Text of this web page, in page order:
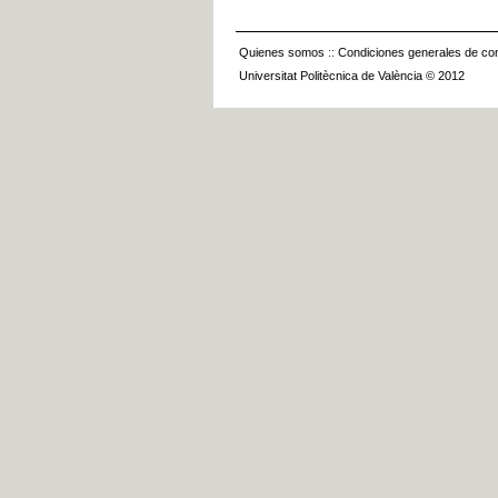
Quienes somos :: Condiciones generales de
Universitat Politècnica de València © 2012